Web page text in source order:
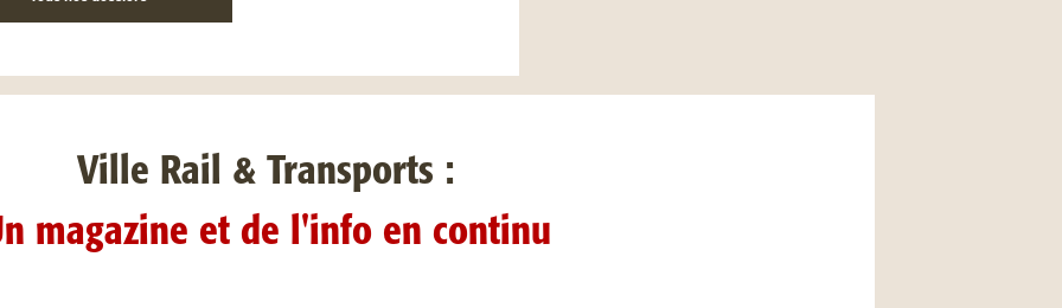
Ville Rail & Transports :
magazine et de l'info en continu